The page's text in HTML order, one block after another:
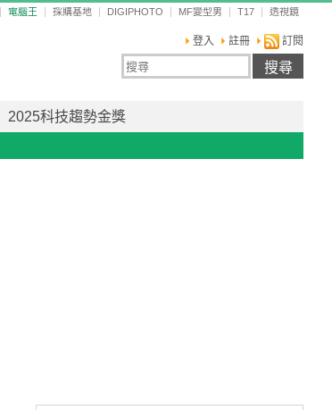
電腦王 採購基地 DIGIPHOTO MF變型男 T17 透視鏡
登入 註冊 訂閱
2025科技趨勢金獎